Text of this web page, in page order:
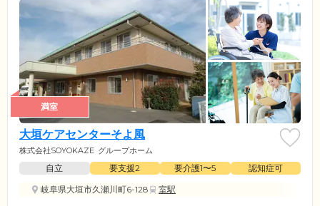
満室
大垣ケアセンターそよ風
株式会社SOYOKAZE グループホーム
自立 要支援2 要介護1〜5
認知症可
岐阜県大垣市久瀬川町6-128
室駅